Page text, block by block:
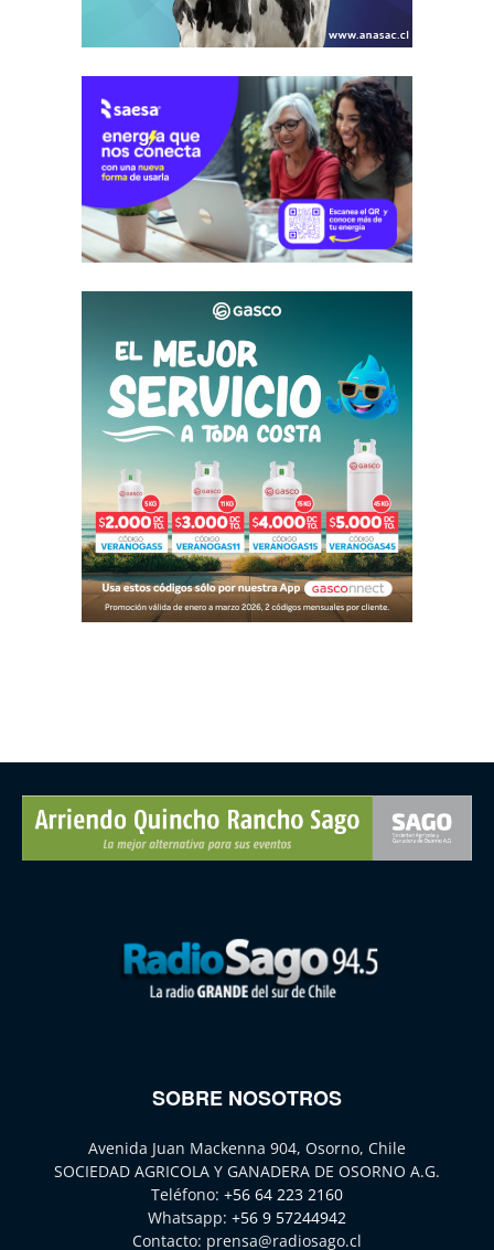
SOBRE NOSOTROS
Avenida Juan Mackenna 904, Osorno, Chile
SOCIEDAD AGRICOLA Y GANADERA DE OSORNO A.G.
Teléfono: +56 64 223 2160
Whatsapp: +56 9 57244942
Contacto: prensa@radiosago.cl